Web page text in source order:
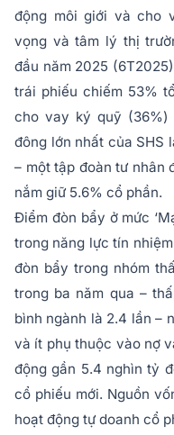
động môi giới và cho
vọng và tâm lý thị
đầu năm 2025
trái phiếu chiếm 53%
cho vay ký quỹ
đông lớn nhất của SHS
– một tập đoàn tư nhân
nắm giữ 5.6% cổ phần.
Điểm đòn bẩy ở mức
trong năng lực tín
đòn bẩy trong nhóm
trong ba năm qua –
bình ngành là 2.4 lần –
và ít phụ thuộc vào nợ
động gần 5.4 nghìn tỷ
cổ phiếu mới. Nguồn
hoạt động tự doanh cổ